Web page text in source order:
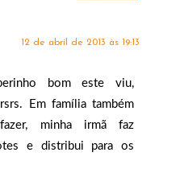
12 de abril de 2013 às 19:13
bom este viu,
Em família também
fazer, minha irmã faz
e distribui para os